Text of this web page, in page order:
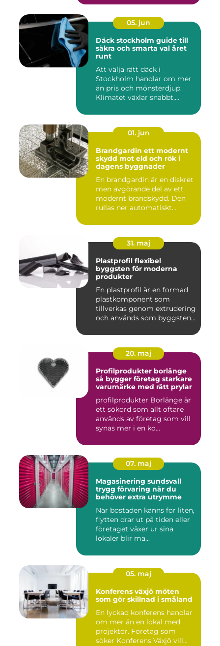
05. jun
Däck stockholm guide till
säkra och smarta val året
runt
Att välja rätt däck i
Stockholm handlar om mer
än pris och mönsterdjup.
Klimatet växlar snabbt,
01. jun
Brandgardin ett modernt
skydd mot eld och rök i
dagens byggnader
En brandgardin är en diskret
men avgörande del av ett
modernt brandskydd. Den
rullas ner automatiskt...
31. maj
Plastprofil flexibel
byggsten för moderna
produkter
En plastprofil är en formad
plastkomponent som
tillverkas genom extrudering
och används som byggsten...
20. maj
Profilprodukter borlänge
så bygger företag starkare
varumärke med rätt prylar
profilprodukter Borlänge är
ett sökord som allt oftare
används av företag som vill
synas mer i en ko...
07. maj
Magasinering sundsvall
trygg förvaring när du
behöver extra utrymme
När bostaden känns för liten,
flytten drar ut på tiden eller
företaget växer ur sina
lokaler blir ma...
05. maj
Konferens växjö möten
som gör skillnad i småland
En lyckad konferens handlar
om mer än en lokal med
projektor. Företag som
söker Konferens Växjö vill...